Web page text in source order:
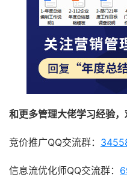
和更多管理大佬学习经验，
竞价推广QQ交流群：
信息流优化师QQ交流群：